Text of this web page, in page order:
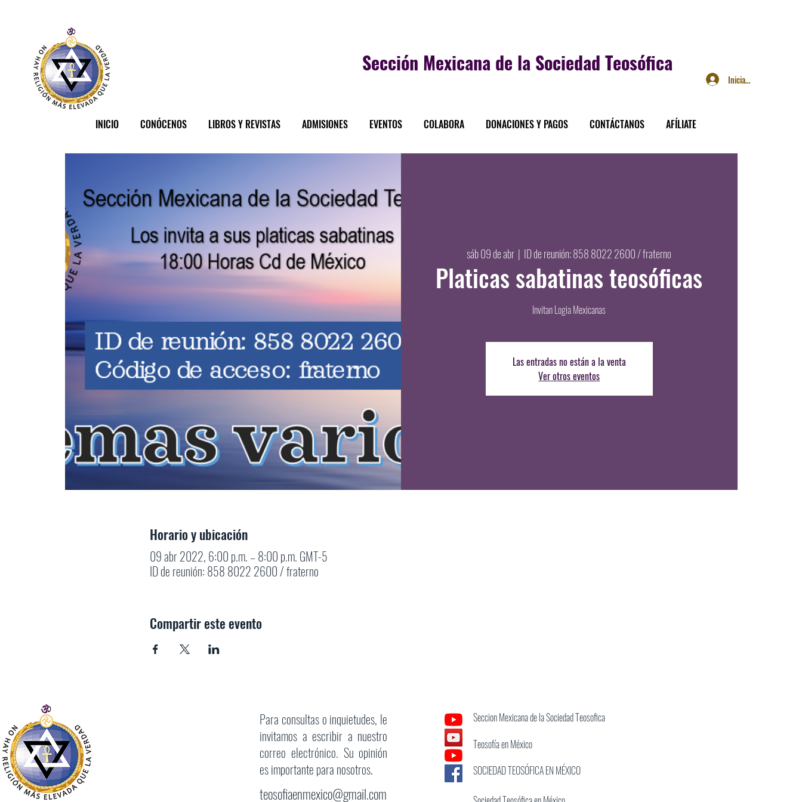
Sección Mexicana de la Sociedad Teosófica
INICIO CONÓCENOS LIBROS Y REVISTAS ADMISIONES EVENTOS COLABORA DONACIONES Y PAGOS CONTÁCTANOS AFÍLIATE
Iniciar sesión
sáb 09 de abr
  |
ID de reunión: 858 8022 2600 / fraterno
Platicas sabatinas teosóficas
Invitan Logia Mexicanas
Las entradas no están a la venta
Ver otros eventos
Horario y ubicación
09 abr 2022, 6:00 p.m. – 8:00 p.m. GMT-5
ID de reunión: 858 8022 2600 / fraterno
Compartir este evento
Para consultas o inquietudes, le
invitamos a escribir a nuestro
correo electrónico. Su opinión
es importante para nosotros.
teosofiaenmexico@gmail.com
Seccion Mexicana de la Sociedad Teosofica
Teosofía en México
SOCIEDAD TEOSÓFICA EN MÉXICO